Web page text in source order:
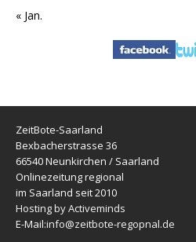
« Jan.
ZeitBote-Saarland
Bexbacherstrasse 36
66540 Neunkirchen / Saarland
Onlinezeitung regional
im Saarland seit 2010
Hosting by Activeminds
E-Mail:info@zeitbote-regopnal.de